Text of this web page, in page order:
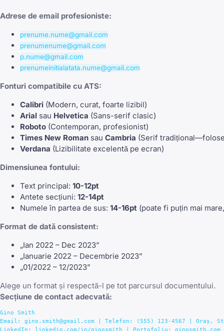
Adrese de email profesioniste:
prenume.nume@gmail.com
prenumenume@gmail.com
p.nume@gmail.com
prenumeinitialatata.nume@gmail.com
Fonturi compatibile cu ATS:
Calibri (Modern, curat, foarte lizibil)
Arial sau Helvetica (Sans-serif clasic)
Roboto (Contemporan, profesionist)
Times New Roman sau Cambria (Serif
Verdana (Lizibilitate excelentă pe ecran)
Dimensiunea fontului:
Text principal: 10-12pt
Antete secțiuni: 12-14pt
Numele în partea de sus: 14-16pt (poate fi puțin mai
Format de dată consistent:
„Ian 2022 – Dec 2023”
„Ianuarie 2022 – Decembrie 2023”
„01/2022 – 12/2023”
Alege un format și respectă-l pe tot parcursul documentului.
Secțiune de contact adecvată:
Gino Smith
Email: gino.smith@gmail.com | Telefon: (555) 123-4567 | Oraș,